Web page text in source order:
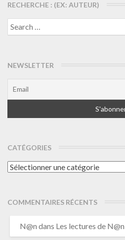
RECHERCHE : (EX: AUTEUR)
Search
for:
NEWSLETTER
CATÉGORIES
Catégories
COMMENTAIRES RÉCENTS
N@n dans Les lectures de N@n